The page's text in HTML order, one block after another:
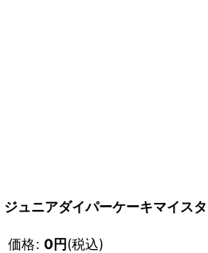
ジュニアダイパーケーキマイス
価格: 0円(税込)